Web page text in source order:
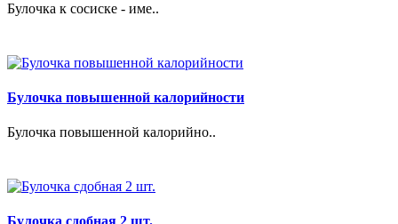
Булочка к сосиске - име..
Булочка повышенной калорийности
Булочка повышенной калорийно..